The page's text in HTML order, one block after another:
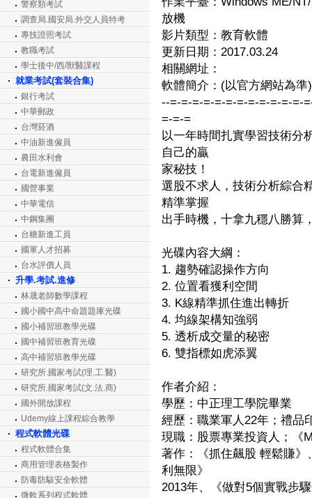
警察類考試
調查局.國安局.外交人員特考
專技證照考試
教職考試
學士後中/西/獸醫課程
就業考試(套裝合集)
銀行考試
中華郵政
台灣菸酒
中油新進僱員
農田水利會
台電新進僱員
國營事業
中華電信
中鋼集團
台糖新進工員
國軍人才招募
台水評價人員
升學.考試.進修
林晟老師數學課程
國小國中高中命題題庫光碟
國小補習班教學光碟
國中補習班教育光碟
高中補習班教學光碟
研究所.國家考試(理.工.醫)
研究所.國家考試(文.法.商)
國外開放課程
Udemy線上課程綜合教學
程式軟體光碟
程式軟體合集
商用管理表格製作
防毒防駭安全軟體
微軟系列程式軟體
放機
影片類型：教育軟體
更新日期：2017.03.24
相關網址：
軟體簡介：(以官方網站為準)
--=-=-=-=-=-=-=-=-=-=-=-=-
=-=-=
以一年時間扎實學習技術分
自己的贏
家秘技！
選股不求人，技術分析綜合
精準掌握
出手時機，十拿九穩八勝算
光碟內容大綱：
1. 趨勢確認操作方向
2. 位置看獲利空間
3. K線精準抓住進出轉折
4. 均線架構知強弱
5. 透析成交量的秘密
6. 雙指標如虎添翼
作者介紹：
學歷：中正理工學院畢業
經歷：職業軍人22年；禮品
現職：股票專業投資人；《
著作：《抓住飆股 輕鬆賺
利無限》
2013年、《做對5個實戰步